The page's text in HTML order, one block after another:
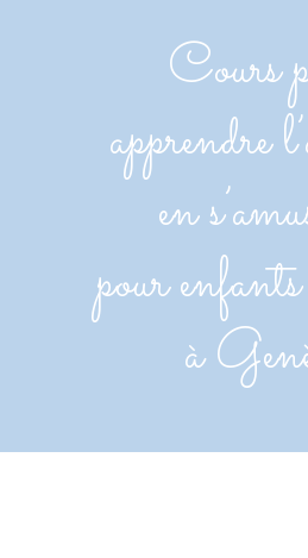
Cours
apprendre
en
pour
à